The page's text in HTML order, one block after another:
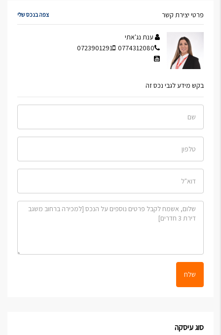
פרטי יצירת קשר צפה בנכס שלי
ענת נג'אתי
0774312080
0723901291
בקש מידע לגבי נכס זה
שלח
סוג עיסקה